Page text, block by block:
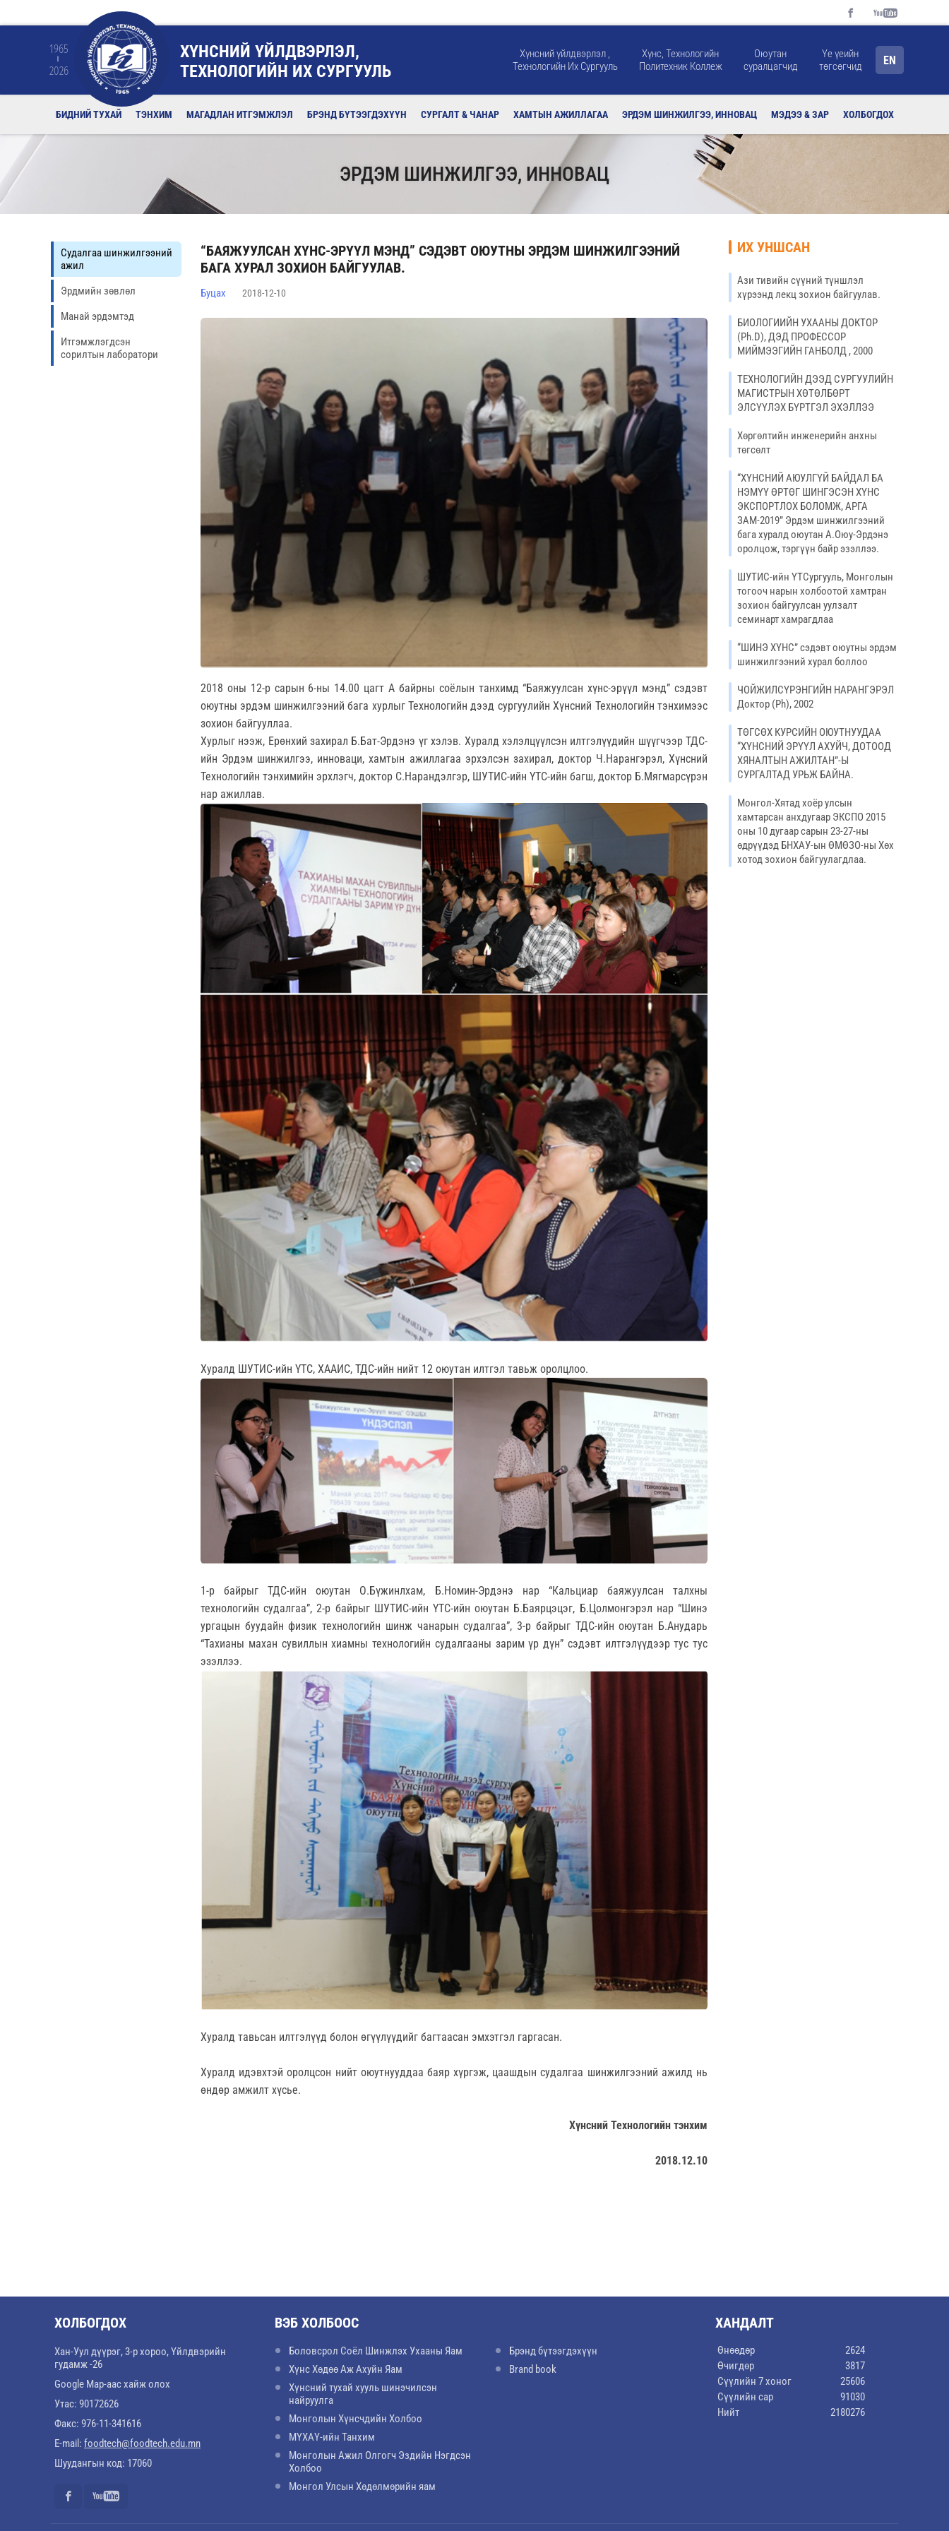
1965
2026
ХҮНСНИЙ ҮЙЛДВЭРЛЭЛ,
ТЕХНОЛОГИЙН ИХ СУРГУУЛЬ
Хүнсний үйлдвэрлэл ,
Технологийн Их Сургууль
Хүнс, Технологийн
Политехник Коллеж
Оюутан
суралцагчид
Үе үеийн
төгсөгчид
EN
БИДНИЙ ТУХАЙ ТЭНХИМ МАГАДЛАН ИТГЭМЖЛЭЛ БРЭНД БҮТЭЭГДЭХҮҮН СУРГАЛТ & ЧАНАР ХАМТЫН АЖИЛЛАГАА ЭРДЭМ ШИНЖИЛГЭЭ, ИННОВАЦ МЭДЭЭ & ЗАР ХОЛБОГДОХ
ЭРДЭМ ШИНЖИЛГЭЭ, ИННОВАЦ
Судалгаа шинжилгээний
ажил
Эрдмийн зөвлөл
Манай эрдэмтэд
Итгэмжлэгдсэн
сорилтын лаборатори
“БАЯЖУУЛСАН ХҮНС-ЭРҮҮЛ МЭНД” СЭДЭВТ ОЮУТНЫ ЭРДЭМ ШИНЖИЛГЭЭНИЙ
БАГА ХУРАЛ ЗОХИОН БАЙГУУЛАВ.
Буцах 2018-12-10
2018 оны 12-р сарын 6-ны 14.00 цагт А байрны соёлын танхимд “Баяжуулсан хүнс-эрүүл мэнд” сэдэвт
оюутны эрдэм шинжилгээний бага хурлыг Технологийн дээд сургуулийн Хүнсний Технологийн тэнхимээс
зохион байгууллаа.
Хурлыг нээж, Ерөнхий захирал Б.Бат-Эрдэнэ үг хэлэв. Хуралд хэлэлцүүлсэн илтгэлүүдийн шүүгчээр ТДС-
ийн Эрдэм шинжилгээ, инноваци, хамтын ажиллагаа эрхэлсэн захирал, доктор Ч.Нарангэрэл, Хүнсний
Технологийн тэнхимийн эрхлэгч, доктор С.Нарандэлгэр, ШУТИС-ийн ҮТС-ийн багш, доктор Б.Мягмарсүрэн
нар ажиллав.
Хуралд ШУТИС-ийн ҮТС, ХААИС, ТДС-ийн нийт 12 оюутан илтгэл тавьж оролцлоо.
1-р байрыг ТДС-ийн оюутан О.Бүжинлхам, Б.Номин-Эрдэнэ нар “Кальциар баяжуулсан талхны
технологийн судалгаа”, 2-р байрыг ШУТИС-ийн ҮТС-ийн оюутан Б.Баярцэцэг, Б.Цолмонгэрэл нар “Шинэ
ургацын буудайн физик технологийн шинж чанарын судалгаа”, 3-р байрыг ТДС-ийн оюутан Б.Анударь
“Тахианы махан сувиллын хиамны технологийн судалгааны зарим үр дүн” сэдэвт илтгэлүүдээр тус тус
эзэллээ.
Хуралд тавьсан илтгэлүүд болон өгүүлүүдийг багтаасан эмхэтгэл гаргасан.
Хуралд идэвхтэй оролцсон нийт оюутнууддаа баяр хүргэж, цаашдын судалгаа шинжилгээний ажилд нь
өндөр амжилт хүсье.
Хүнсний Технологийн тэнхим
2018.12.10
ИХ УНШСАН
Ази тивийн сүүний түншлэл
хүрээнд лекц зохион байгуулав.
БИОЛОГИИЙН УХААНЫ ДОКТОР
(Ph.D), ДЭД ПРОФЕССОР
МИЙМЭЭГИЙН ГАНБОЛД , 2000
ТЕХНОЛОГИЙН ДЭЭД СУРГУУЛИЙН
МАГИСТРЫН ХӨТӨЛБӨРТ
ЭЛСҮҮЛЭХ БҮРТГЭЛ ЭХЭЛЛЭЭ
Хөргөлтийн инженерийн анхны
төгсөлт
“ХҮНСНИЙ АЮУЛГҮЙ БАЙДАЛ БА
НЭМҮҮ ӨРТӨГ ШИНГЭСЭН ХҮНС
ЭКСПОРТЛОХ БОЛОМЖ, АРГА
ЗАМ-2019” Эрдэм шинжилгээний
бага хуралд оюутан А.Оюу-Эрдэнэ
оролцож, тэргүүн байр эзэллээ.
ШУТИС-ийн ҮТСургууль, Монголын
тогооч нарын холбоотой хамтран
зохион байгуулсан уулзалт
семинарт хамрагдлаа
“ШИНЭ ХҮНС” сэдэвт оюутны эрдэм
шинжилгээний хурал боллоо
ЧОЙЖИЛСҮРЭНГИЙН НАРАНГЭРЭЛ
Доктор (Ph), 2002
ТӨГСӨХ КУРСИЙН ОЮУТНУУДАА
“ХҮНСНИЙ ЭРҮҮЛ АХУЙЧ, ДОТООД
ХЯНАЛТЫН АЖИЛТАН”-Ы
СУРГАЛТАД УРЬЖ БАЙНА.
Монгол-Хятад хоёр улсын
хамтарсан анхдугаар ЭКСПО 2015
оны 10 дугаар сарын 23-27-ны
өдрүүдэд БНХАУ-ын ӨМӨЗО-ны Хөх
хотод зохион байгуулагдлаа.
ХОЛБОГДОХ
Хан-Уул дүүрэг, 3-р хороо, Үйлдвэрийн
гудамж -26
Google Map-аас хайж олох
Утас: 90172626
Факс: 976-11-341616
E-mail: foodtech@foodtech.edu.mn
Шуудангын код: 17060
ВЭБ ХОЛБООС
Боловсрол Соёл Шинжлэх Ухааны Яам
Хүнс Хөдөө Аж Ахуйн Яам
Хүнсний тухай хууль шинэчилсэн
найруулга
Монголын Хүнсчдийн Холбоо
МҮХАҮ-ийн Танхим
Монголын Ажил Олгогч Эздийн Нэгдсэн
Холбоо
Монгол Улсын Хөдөлмөрийн яам
Брэнд бүтээгдэхүүн
Brand book
ХАНДАЛТ
Өнөөдөр
2624
Өчигдөр
3817
Сүүлийн 7 хоног
25606
Сүүлийн сар
91030
Нийт
2180276